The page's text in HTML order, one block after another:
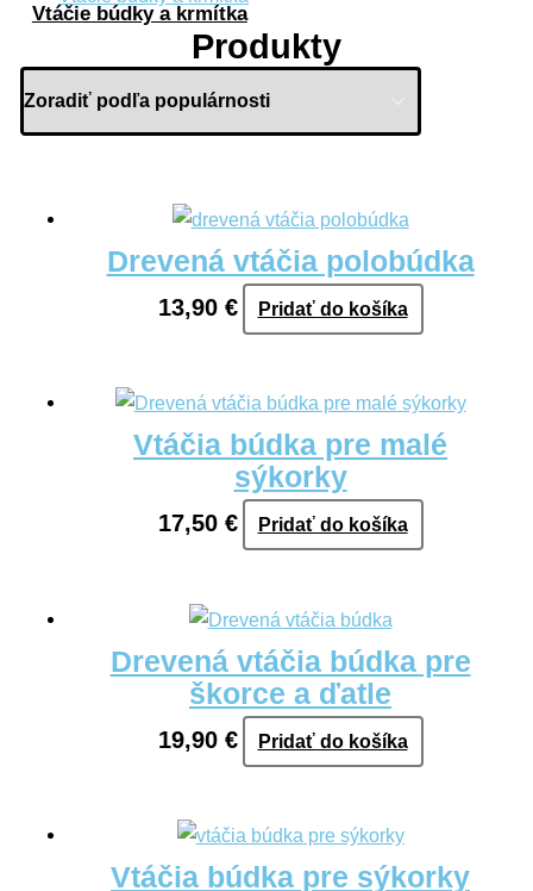
Vtáčie búdky a krmítka
Produkty
Drevená vtáčia polobúdka
13,90 € Pridať do košíka
Vtáčia búdka pre malé
sýkorky
17,50 € Pridať do košíka
Drevená vtáčia búdka pre
škorce a ďatle
19,90 € Pridať do košíka
Vtáčia búdka pre sýkorky